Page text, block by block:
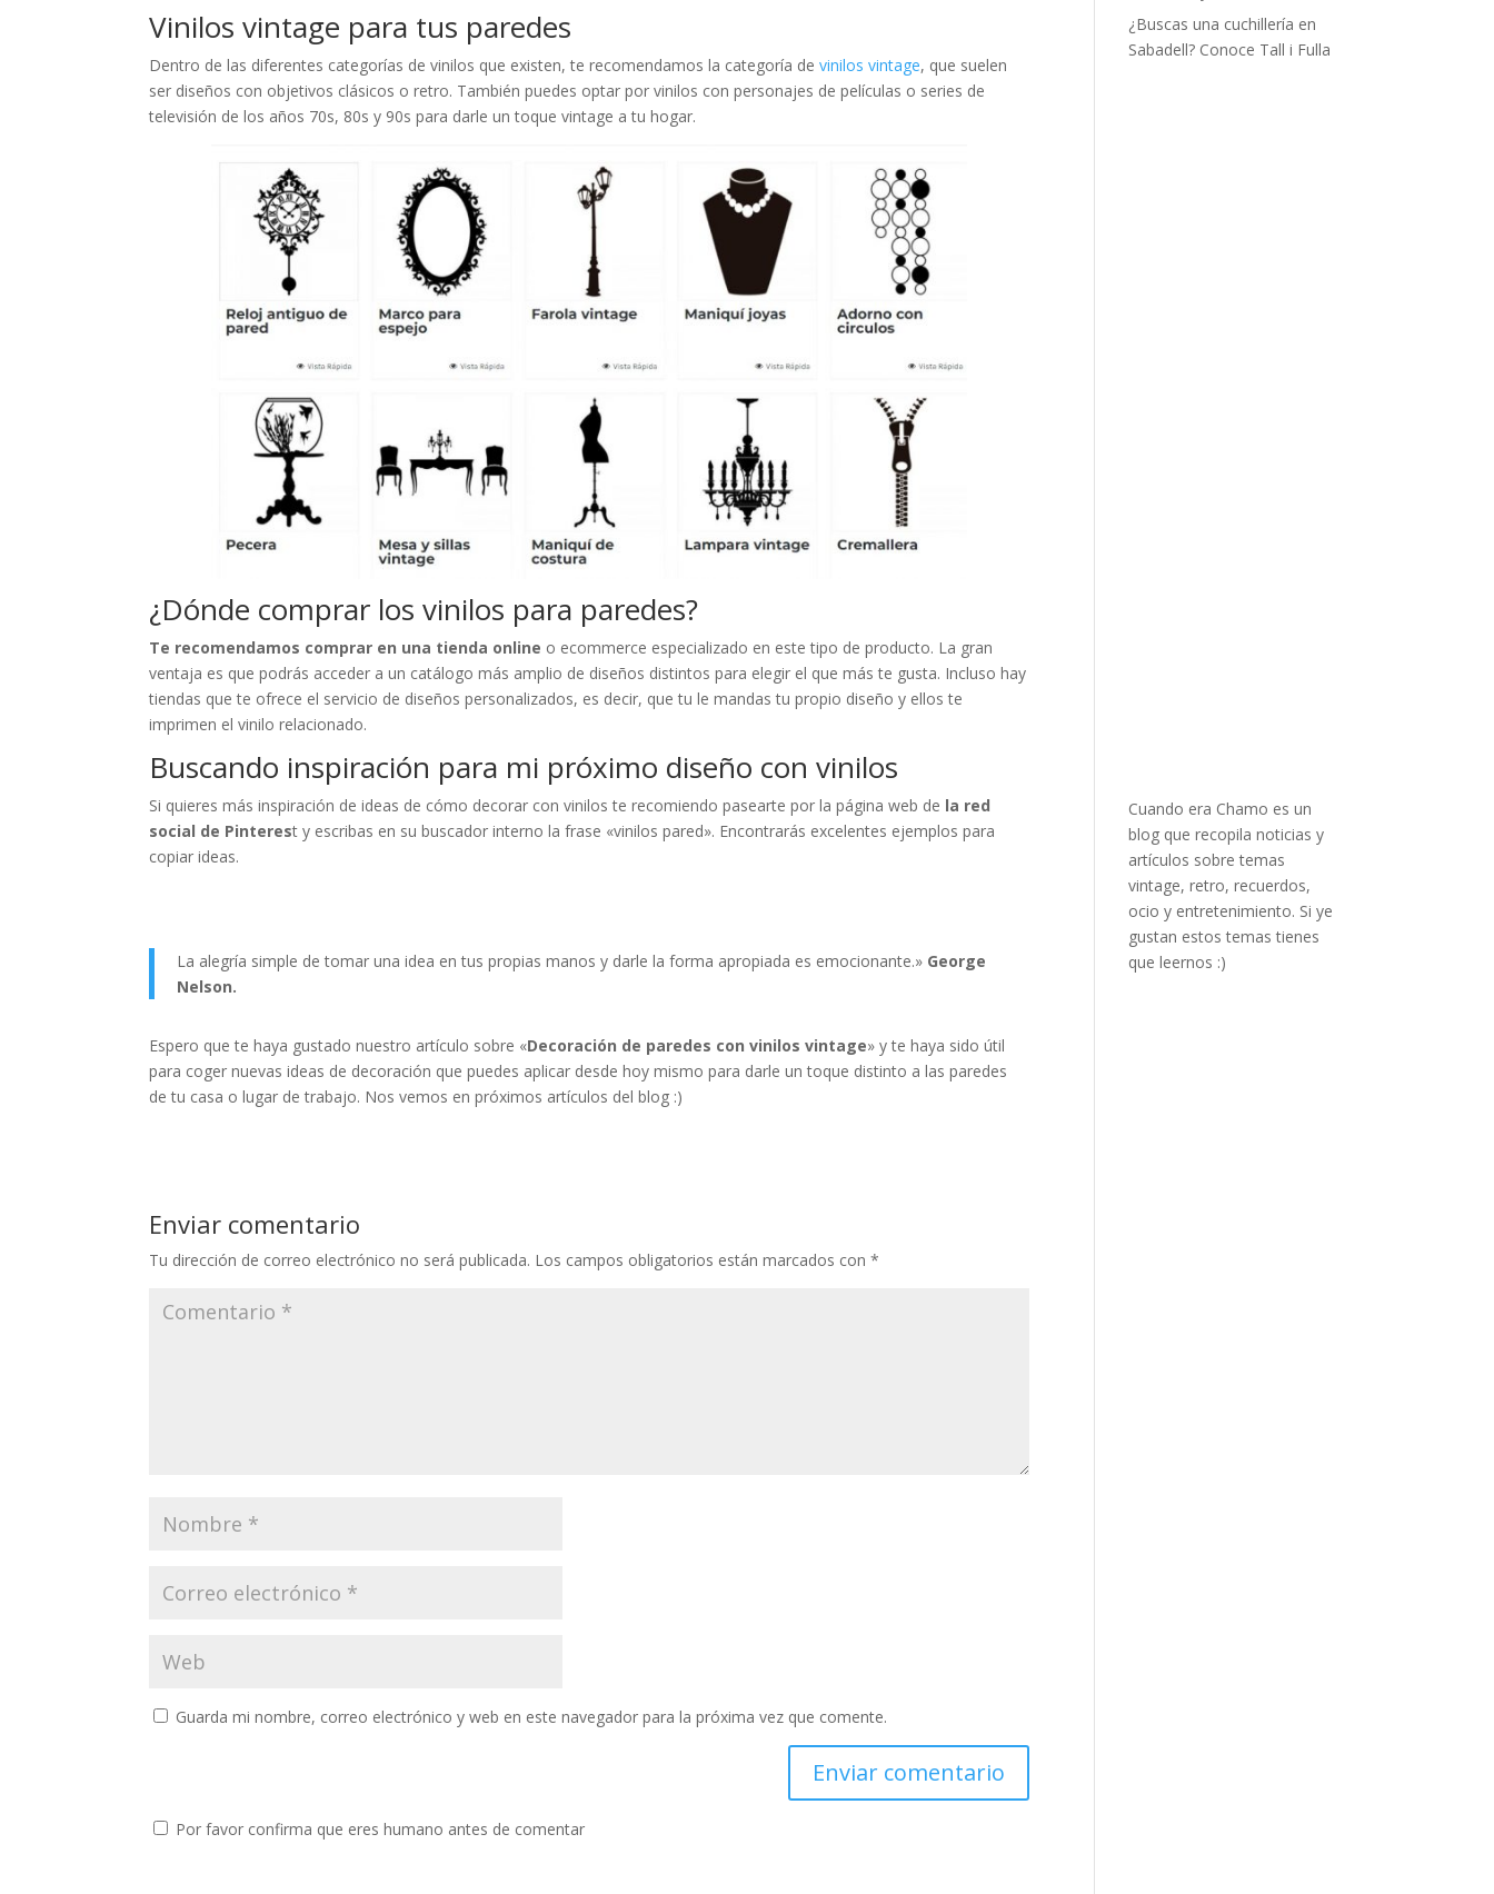
Vinilos vintage para tus paredes
Dentro de las diferentes categorías de vinilos que existen, te recomendamos la categoría devinilos vintage, que suelen
ser diseños con objetivos clásicos o retro. También puedes optar por vinilos con personajes de películas o series de
televisión de los años 70s, 80s y 90s para darle un toque vintage a tu hogar.
¿Dónde comprar los vinilos para paredes?
Te recomendamos comprar en una tienda online o ecommerce especializado en este tipo de producto. La gran
ventaja es que podrás acceder a un catálogo más amplio de diseños distintos para elegir el que más te gusta. Incluso hay
tiendas que te ofrece el servicio de diseños personalizados, es decir, que tu le mandas tu propio diseño y ellos te
imprimen el vinilo relacionado.
Buscando inspiración para mi próximo diseño con vinilos
Si quieres más inspiración de ideas de cómo decorar con vinilos te recomiendo pasearte por la página web de la red
social de Pinterest y escribas en su buscador interno la frase «vinilos pared». Encontrarás excelentes ejemplos para
copiar ideas.
La alegría simple de tomar una idea en tus propias manos y darle la forma apropiada es emocionante.» George
Nelson.
Espero que te haya gustado nuestro artículo sobre «Decoración de paredes con vinilos vintage» y te haya sido útil
para coger nuevas ideas de decoración que puedes aplicar desde hoy mismo para darle un toque distinto a las paredes
de tu casa o lugar de trabajo. Nos vemos en próximos artículos del blog :)
Enviar comentario
Tu dirección de correo electrónico no será publicada. Los campos obligatorios están marcados con*
Guarda mi nombre, correo electrónico y web en este navegador para la próxima vez que comente.
Por favor confirma que eres humano antes de comentar
¿Buscas una cuchillería en
Sabadell? Conoce Tall i Fulla
Cuando era Chamo es un
blog que recopila noticias y
artículos sobre temas
vintage, retro, recuerdos,
ocio y entretenimiento. Si ye
gustan estos temas tienes
que leernos :)